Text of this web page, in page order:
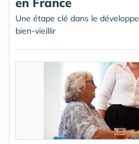
Une étape clé dans le
bien-vieillir